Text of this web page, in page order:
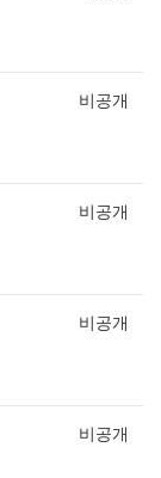
비공개
비공개
비공개
비공개